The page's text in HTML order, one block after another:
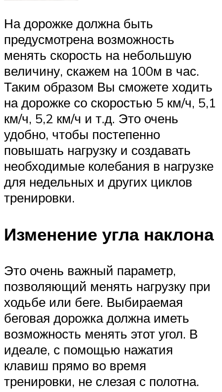
На дорожке должна быть
предусмотрена возможность
менять скорость на небольшую
величину, скажем на 100м в час.
Таким образом Вы сможете ходить
на дорожке со скоростью 5 км/ч, 5,1
км/ч, 5,2 км/ч и т.д. Это очень
удобно, чтобы постепенно
повышать нагрузку и создавать
необходимые колебания в нагрузке
для недельных и других циклов
тренировки.
Изменение угла наклона
Это очень важный параметр,
позволяющий менять нагрузку при
ходьбе или беге. Выбираемая
беговая дорожка должна иметь
возможность менять этот угол. В
идеале, с помощью нажатия
клавиш прямо во время
тренировки, не слезая с полотна.